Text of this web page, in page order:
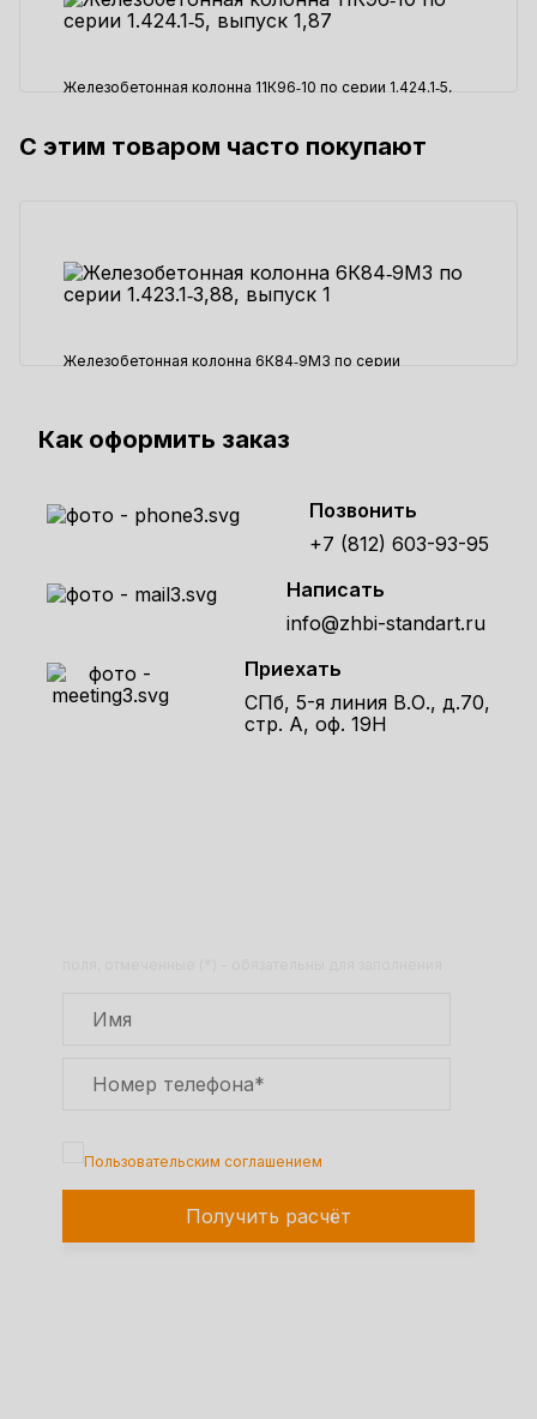
Железобетонная колонна 11К96‑10 по серии 1.424.1‑5,
103490 ₽
С этим товаром часто покупают
Железобетонная колонна 6К84‑9М3 по серии
Как оформить заказ
Позвонить
+7 (812) 603-93-95
Написать
info@zhbi-standart.ru
Приехать
СПб, 5-я линия В.О., д.70,
стр. А, оф. 19Н
Пользовательским соглашением
Получить расчёт